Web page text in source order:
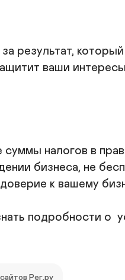
результат,
ваши
налогов в
бизнеса, не
к вашему
подробности о
Рег.ру